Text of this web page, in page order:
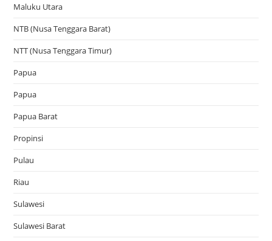
Maluku Utara
NTB (Nusa Tenggara Barat)
NTT (Nusa Tenggara Timur)
Papua
Papua
Papua Barat
Propinsi
Pulau
Riau
Sulawesi
Sulawesi Barat